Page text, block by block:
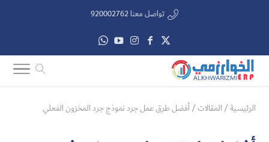
تواصل معنا 920002762
الرئيسية/ المقالات/أفضل طرق عمل جرد نموذج جرد المخزون الفعلي